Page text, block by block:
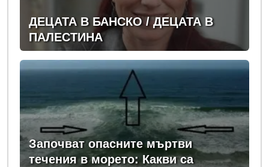
ДЕЦАТА В БАНСКО / ДЕЦАТА В
ПАЛЕСТИНА
Започват опасните мъртви
течения в морето: Какви са